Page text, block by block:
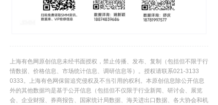
上海有色网原创信息未经书面授权，禁止传播、发布、复制（包括但不限于行
情数据、价格信息、市场统计信息、调研信息等）。授权请联系021-3133
0333。上海有色网保留追究侵权及不当引用的权利。本原创信息除公开信息
外的其他数据均是基于公开信息（包括但不仅限于行业新闻、研讨会、展览
会、企业财报、券商报告、国家统计局数据、海关进出口数据、各大协会和机